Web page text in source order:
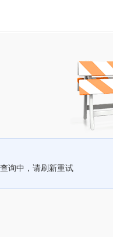
询中，请刷新重试